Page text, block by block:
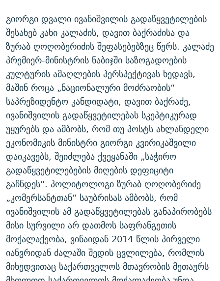
გიორგი დვალი ივანიშვილის გადაწყვეტილების
შესახებ კახი კალაძის, დავით ბაქრაძისა და
ზურაბ ღოღობერიძის შეფასებებზეც წერს. კალაძე
პრემიერ-მინისტრის ნაბიჯში საზოგადოების
კულტურის ამაღლების პერსპექტივას ხედავს,
მაშინ როცა „ნაციონალური მოძრაობის“
საპრეზიდენტო კანდიდატი, დავით ბაქრაძე,
ივანიშვილის გადაწყვეტილებას სკეპტიკურად
უყურებს და ამბობს, რომ თუ პოსტს ახლანდელი
ეკონომიკის მინისტრი გიორგი კვირიკაშვილი
დაიკავებს, შეიძლება ქვეყანაში „საჭირო
გადაწყვეტილებების მიღების დეფიციტი
გაჩნდეს“. პოლიტოლოგი ზურაბ ღოღობერიძე
„კომერსანტთან“ საუბრისას ამბობს, რომ
ივანიშვილის ამ გადაწყვეტილებას განაპირობებს
მისი სურვილი არ დათმოს საფრანგეთის
მოქალაქეობა, ვინაიდან 2014 წლის პირველი
იანვრიდან ძალაში შედის ცვლილება, რომლის
მიხედვითაც საქართველოს მთავრობის მეთაურს